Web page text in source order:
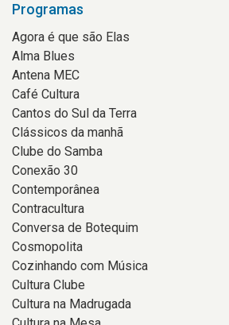
Programas
Agora é que são Elas
Alma Blues
Antena MEC
Café Cultura
Cantos do Sul da Terra
Clássicos da manhã
Clube do Samba
Conexão 30
Contemporânea
Contracultura
Conversa de Botequim
Cosmopolita
Cozinhando com Música
Cultura Clube
Cultura na Madrugada